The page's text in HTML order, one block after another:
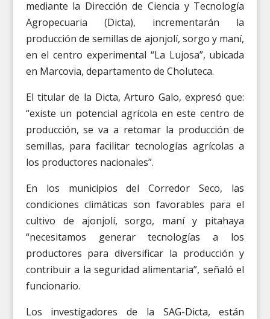
mediante la Dirección de Ciencia y Tecnología
Agropecuaria (Dicta), incrementarán la
producción de semillas de ajonjolí, sorgo y maní,
en el centro experimental “La Lujosa”, ubicada
en Marcovia, departamento de Choluteca.
El titular de la Dicta, Arturo Galo, expresó que:
“existe un potencial agrícola en este centro de
producción, se va a retomar la producción de
semillas, para facilitar tecnologías agrícolas a
los productores nacionales”.
En los municipios del Corredor Seco, las
condiciones climáticas son favorables para el
cultivo de ajonjolí, sorgo, maní y pitahaya
“necesitamos generar tecnologías a los
productores para diversificar la producción y
contribuir a la seguridad alimentaria”, señaló el
funcionario.
Los investigadores de la SAG-Dicta, están